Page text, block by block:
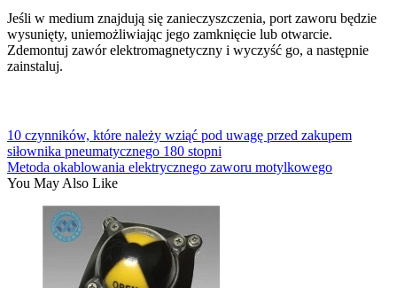
Jeśli w medium znajdują się zanieczyszczenia, port zaworu będzie
wysunięty, uniemożliwiając jego zamknięcie lub otwarcie.
Zdemontuj zawór elektromagnetyczny i wyczyść go, a następnie
zainstaluj.
10 czynników, które należy wziąć pod uwagę przed zakupem
siłownika pneumatycznego 180 stopni
Metoda okablowania elektrycznego zaworu motylkowego
You May Also Like